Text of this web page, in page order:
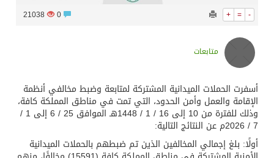
+ = -
21038
متابعات
أسفرت الحملات الميدانية المشتركة لمتابعة وضبط مخالفي أنظمة
الإقامة والعمل وأمن الحدود، التي تمت في مناطق المملكة كافة،
وذلك للفترة من 10 إلى 16 / 1 / 1448هـ الموافق 25 / 6 إلى 1 /
7 / 2026م عن النتائج التالية:
أولًا: بلغ إجمالي المخالفين الذين تم ضبطهم بالحملات الميدانية